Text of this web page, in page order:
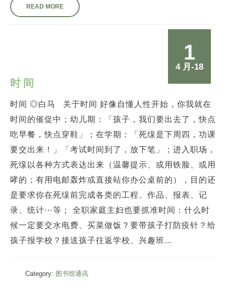
READ MORE
1
4 月-18
时间
时间 ◎白马 关于时间 好像自懂人性开始，你我就在
时间的催促中；幼儿期：「孩子，我们要出去了，快点
吃早餐，快点穿鞋」；在学期：「死缐是下周四，功课
要交出来！」「考试时间到了，放下笔」；进入职场，
死缐以各种方式表达出来（温馨提示、或用铁脸、或用
哮的；有用电邮轰炸或直接站你办公桌前的），目的还
是要求你在死缐前完成各类的工程、作品、报表、记
录、统计⋯等； 全职家庭主妇也要抓准时间：什么时
候一定要交水电费、买菜做饭？要带孩子打防疫针？给
孩子报学校？接送孩子往返学校、兴趣班...
Category: 图书馆通讯